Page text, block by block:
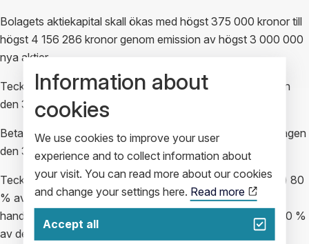
Bolagets aktiekapital skall ökas med högst 375 000 kronor till
högst 4 156 286 kronor genom emission av högst 3 000 000
nya aktier.
Teckning av nyemitterade aktier skall ske senast onsdagen
den 31 mars 2016.
Betalning skall erläggas kontant med pengar senast torsdagen
den 31 mars 2016.
Teckningskursen per aktie har bestämts till det lägsta av (i) 80
% av den volymviktade genomsnittskursen under fem
handelsdagar närmast före den 25 februari 2016 eller (ii) 80 %
av den volymviktade genomsnittskursen under fem
Information about
cookies
We use cookies to improve your user
experience and to collect information about
your visit. You can read more about our cookies
and change your settings here. Read more
Accept all